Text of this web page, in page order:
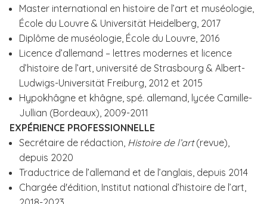
Master international en histoire de l’art et muséologie,
École du Louvre & Universität Heidelberg, 2017
Diplôme de muséologie, École du Louvre, 2016
Licence d’allemand – lettres modernes et licence
d’histoire de l’art, université de Strasbourg & Albert-
Ludwigs-Universität Freiburg, 2012 et 2015
Hypokhâgne et khâgne, spé. allemand, lycée Camille-
Jullian (Bordeaux), 2009-2011
EXPÉRIENCE PROFESSIONNELLE
Secrétaire de rédaction, Histoire de l’art(revue),
depuis 2020
Traductrice de l’allemand et de l’anglais, depuis 2014
Chargée d'édition, Institut national d’histoire de l’art,